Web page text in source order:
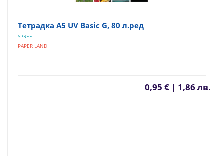
Тетрадка A5 UV Basic G, 80 л.ред
SPREE
PAPER LAND
0,95 € | 1,86 лв.